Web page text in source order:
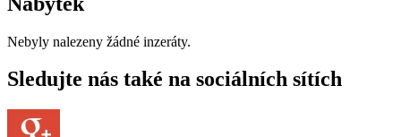
Nebyly nalezeny žádné inzeráty.
Sledujte nás také na sociálních sítích